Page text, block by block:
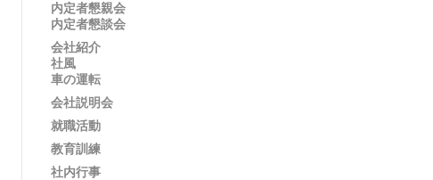
内定者懇親会
内定者懇談会
会社紹介
社風
車の運転
会社説明会
就職活動
教育訓練
社内行事